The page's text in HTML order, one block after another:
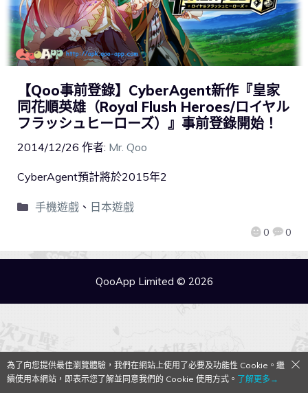
【Qoo事前登錄】CyberAgent新作『皇家
同花順英雄（Royal Flush Heroes/ロイヤル
フラッシュヒーローズ）』事前登錄開始！
2014/12/26 作者: Mr. Qoo
0 0
CyberAgent預計將於2015年2
手機遊戲、 日本遊戲
QooApp Limited © 2026
為了向您提供最佳瀏覽體驗，我們在網站上使用了必要及功能性 Cookie。繼
續使用本網站，即表示您了解並同意我們的 Cookie 使用方式。 了解更多→